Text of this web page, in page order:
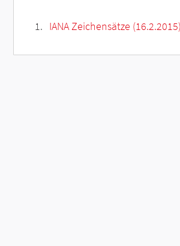
IANA Zeichensätze (16.2.2015)